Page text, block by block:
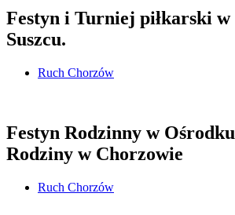
Festyn i Turniej piłkarski
Suszcu.
Ruch Chorzów
Festyn Rodzinny w
Rodziny w Chorzowie
Ruch Chorzów